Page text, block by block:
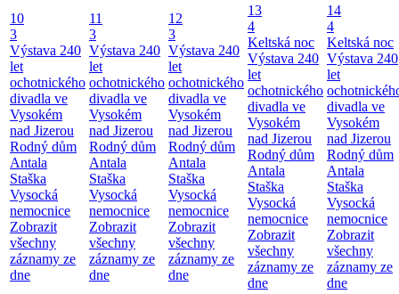
10
3
Výstava 240
let
ochotnického
divadla ve
Vysokém
nad Jizerou
Rodný dům
Antala
Staška
Vysocká
nemocnice
Zobrazit
všechny
záznamy ze
dne
11
3
Výstava 240
let
ochotnického
divadla ve
Vysokém
nad Jizerou
Rodný dům
Antala
Staška
Vysocká
nemocnice
Zobrazit
všechny
záznamy ze
dne
12
3
Výstava 240
let
ochotnického
divadla ve
Vysokém
nad Jizerou
Rodný dům
Antala
Staška
Vysocká
nemocnice
Zobrazit
všechny
záznamy ze
dne
13
4
Keltská noc
Výstava 240
let
ochotnického
divadla ve
Vysokém
nad Jizerou
Rodný dům
Antala
Staška
Vysocká
nemocnice
Zobrazit
všechny
záznamy ze
dne
14
4
Keltská noc
Výstava 240
let
divadla ve
Vysokém
nad Jizerou
Rodný dům
Antala
Staška
Vysocká
nemocnice
Zobrazit
všechny
záznamy ze
dne